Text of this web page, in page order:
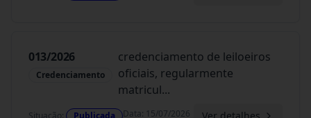
013/2026
Credenciamento
credenciamento de leiloeiros
oficiais, regularmente
matricul...
Situação: Publicada Data: 15/07/2026